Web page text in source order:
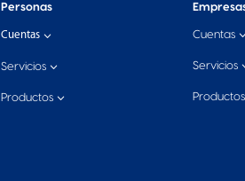
Personas
Cuentas 3
Servicios 3
Productos 3
Cuentas3
Servicios
Productos